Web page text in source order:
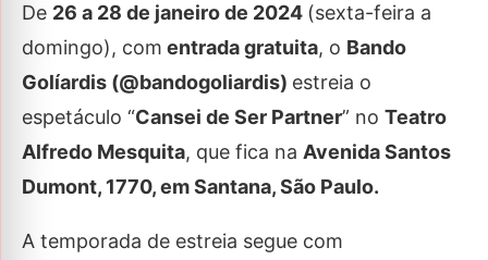
De 26 a 28 de janeiro de 2024 (sexta-feira a
domingo), com entrada gratuita, o Bando
Golíardis (@bandogoliardis) estreia o
espetáculo “Cansei de Ser Partner” no Teatro
Alfredo Mesquita, que fica na Avenida Santos
Dumont, 1770, em Santana, São Paulo.
A temporada de estreia segue com